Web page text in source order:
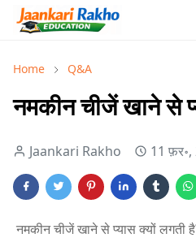
Home Q&A
नमकीन चीजें खाने से
Jaankari Rakho 11
नमकीन चीजें खाने से प्यास क्यों लगती